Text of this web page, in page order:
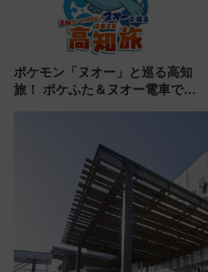
ポケモン「ヌオー」と巡る高知
旅！ ポケふた＆ヌオー電車で楽
（7月18日スタート）